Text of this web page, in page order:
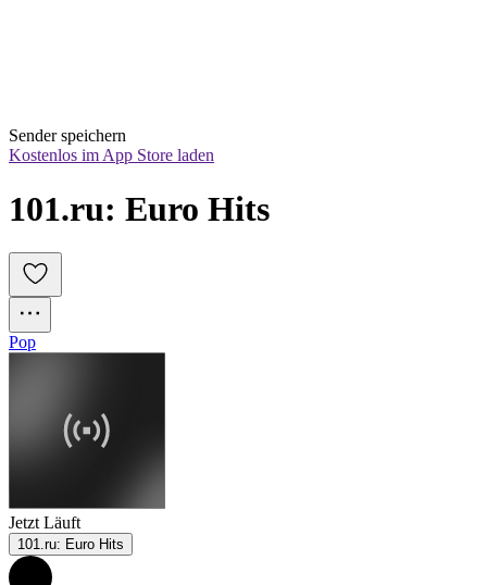
Sender speichern
Kostenlos im App Store laden
101.ru: Euro Hits
Pop
Jetzt Läuft
101.ru: Euro Hits